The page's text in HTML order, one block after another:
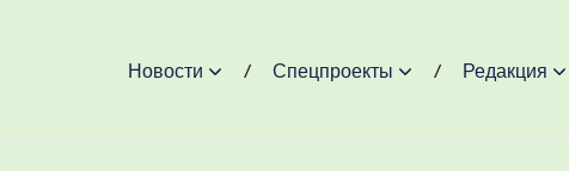
Новости Спецпроекты Редакция